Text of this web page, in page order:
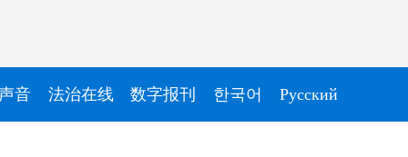
音 法治在线 数字报刊 한국어 Pусский